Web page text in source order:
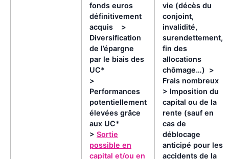
fonds euros
définitivement
acquis >
Diversification
de l’épargne
par le biais des
UC*
>
Performances
potentiellement
élevées grâce
aux UC*
> Sortie
possible en
capital et/ou en
vie (décès du
conjoint,
invalidité,
surendettement,
fin des
allocations
chômage…) >
Frais nombreux
> Imposition du
capital ou de la
rente (sauf en
cas de
déblocage
anticipé pour les
accidents de la